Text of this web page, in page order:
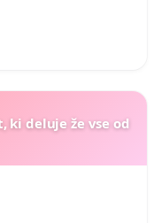
deluje že vse od